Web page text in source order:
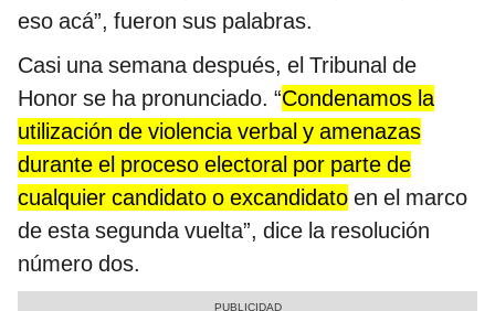
eso acá”, fueron sus palabras.
Casi una semana después, el Tribunal de
Honor se ha pronunciado. “Condenamos la
utilización de violencia verbal y amenazas
durante el proceso electoral por parte de
cualquier candidato o excandidato en el marco
de esta segunda vuelta”, dice la resolución
número dos.